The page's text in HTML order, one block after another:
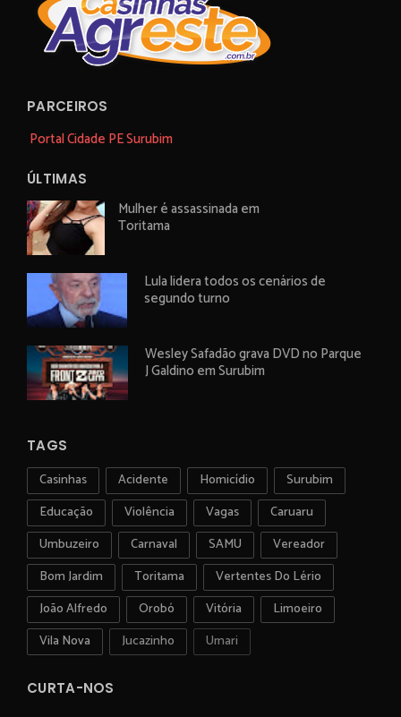
PARCEIROS
Portal Cidade PE Surubim
ÚLTIMAS
Mulher é assassinada em
Toritama
Lula lidera todos os cenários de
segundo turno
Wesley Safadão grava DVD no Parque
J Galdino em Surubim
TAGS
Casinhas Acidente Homicídio
Surubim
Educação
Violência Vagas
Caruaru
Umbuzeiro
Carnaval SAMU
Vereador
Bom Jardim
Toritama
Vertentes Do Lério
João Alfredo
Orobó Vitória
Limoeiro
Vila Nova
Jucazinho Umari
CURTA-NOS